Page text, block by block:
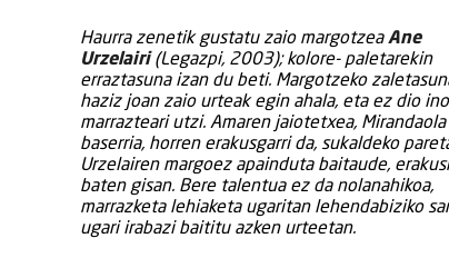
Haurra zenetik gustatu zaio margotzeaAne
Urzelairi(Legazpi, 2003); kolore- paletarekin
erraztasuna izan du beti. Margotzeko
haziz joan zaio urteak egin ahala, eta ez dio
marrazteari utzi. Amaren jaiotetxea, Mirandaola
baserria, horren erakusgarri da, sukaldeko
Urzelairen margoez apainduta baitaude,
baten gisan. Bere talentua ez da nolanahikoa,
marrazketa lehiaketa ugaritan lehendabiziko
ugari irabazi baititu azken urteetan.